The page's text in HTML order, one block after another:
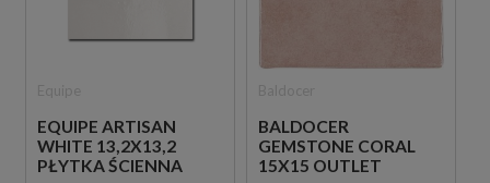
EQUIPE ARTISAN
WHITE 13,2X13,2
PŁYTKA ŚCIENNA
BALDOCER
GEMSTONE CORAL
15X15 OUTLET